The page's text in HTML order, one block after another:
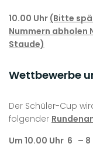
10.00 Uhr (Bitte
Nummern abholen
Staude)
Wettbewerbe
Der Schüler-Cup
folgender
Um 10.00 Uhr 6 –